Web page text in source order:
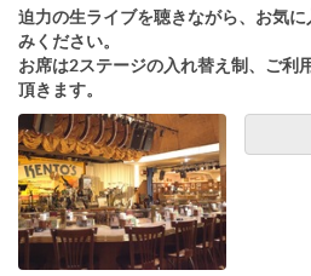
迫力の生ライブを聴きながら、お気
みください。
お席は2ステージの入れ替え制、ご利
頂きます。